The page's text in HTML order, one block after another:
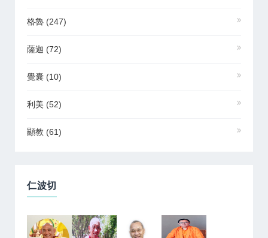
格魯 (247)
薩迦 (72)
覺囊 (10)
利美 (52)
顯教 (61)
仁波切